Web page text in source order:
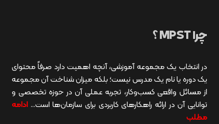
چرا MPST ؟
در انتخاب یک مجموعه آموزشی، آنچه اهمیت دارد صرفاً محتوای
یک دوره یا نام یک مدرس نیست؛ بلکه میزان شناخت آن مجموعه
از مسائل واقعی کسب‌وکار، تجربه عملی آن در حوزه تخصصی و
توانایی آن در ارائه راهکارهای کاربردی برای سازمان‌ها است… ادامه
مطلب